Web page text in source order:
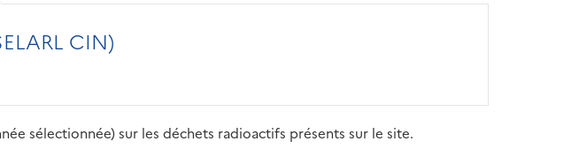
CIN)
sélectionnée) sur les déchets radioactifs présents sur le site.